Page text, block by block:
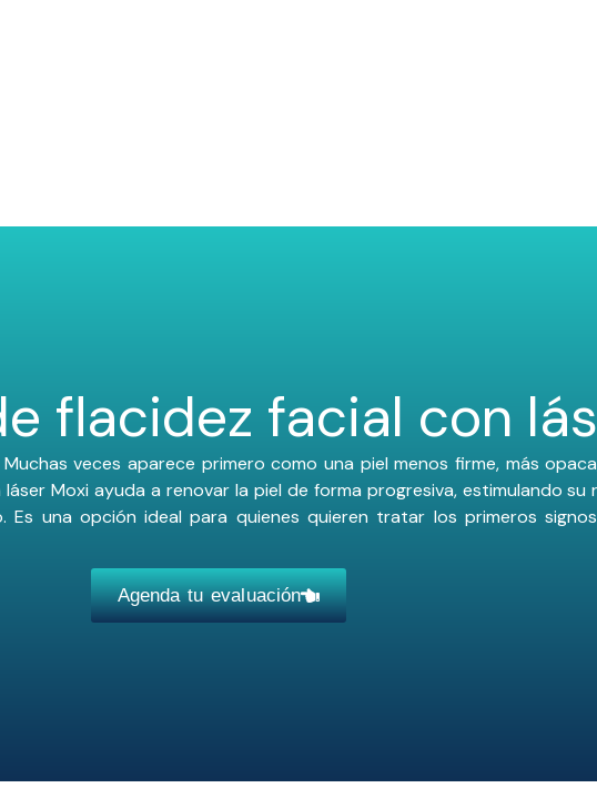
flacidez facial con
veces aparece primero como una piel menos firme, más
Moxi ayuda a renovar la piel de forma progresiva, estimulando
una opción ideal para quienes quieren tratar los primeros
Agenda tu evaluación